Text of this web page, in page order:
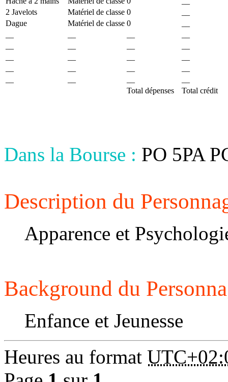
2 Javelots
Matériel de classe 0
Dague
Matériel de classe 0
Total dépenses
Total crédit
Dans la Bourse : PO 5PA
Description du
Apparence et
Background du
Enfance et Jeunesse
Heures au format